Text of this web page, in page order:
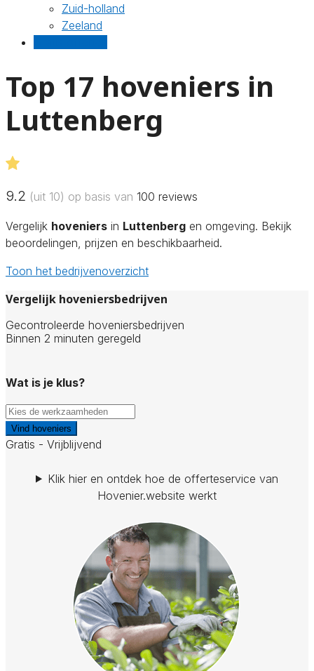
Zuid-holland
Zeeland
Top 17 hoveniers in
Luttenberg
9.2 (uit 10) op basis van 100 reviews
Vergelijk hoveniers in Luttenberg en omgeving. Bekijk
beoordelingen, prijzen en beschikbaarheid.
Toon het bedrijvenoverzicht
Vergelijk hoveniersbedrijven
Gecontroleerde hoveniersbedrijven
Binnen 2 minuten geregeld
Wat is je klus?
Vind hoveniers
Gratis - Vrijblijvend
Klik hier en ontdek hoe de offerteservice van
Hovenier.website werkt